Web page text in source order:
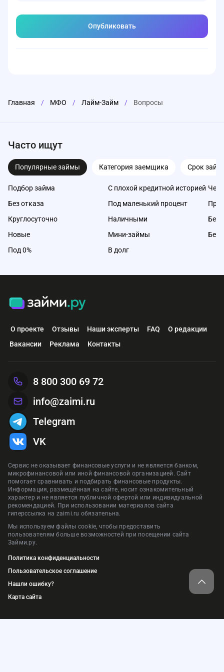
Главная / МФО / Лайм-Займ / Вопросы
Часто ищут
Популярные займы Категория заемщика Срок
Подбор займа
Без отказа
Круглосуточно
Новые
Под 0%
С плохой кредитной историей
Под маленький процент
Наличными
Мини-займы
В долг
Без
Без
О проекте Отзывы Наши эксперты FAQ
О редакции
Вакансии
Реклама Контакты
Сервис не оказывает финансовые услуги и не является банком,
микрофинансовой или иной финансовой организацией. Сайт
помогает сравнивать и подбирать финансовые продукты.
Информация, размещённая на сайте, носит ознакомительный
характер и не является публичной офертой или индивидуальной
рекомендацией. При использовании материалов сайта
гиперссылка на zaimi.ru обязательна.
Мы используем файлы cookie, чтобы предоставить
пользователям больше возможностей при посещении сайта
Займи.ру.
Политика конфиденциальности
Пользовательское соглашение
Нашли ошибку?
Карта сайта
8 800 300 69 72
info@zaimi.ru
Telegram
VK